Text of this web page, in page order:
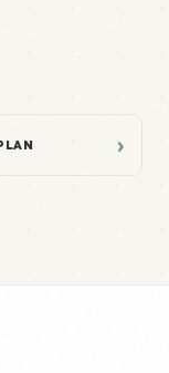
›